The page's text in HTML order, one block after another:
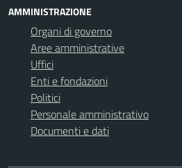
AMMINISTRAZIONE
Organi di governo
Aree amministrative
Uffici
Enti e fondazioni
Politici
Personale amministrativo
Documenti e dati